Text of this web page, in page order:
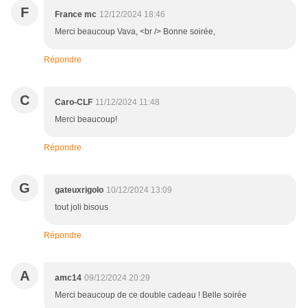
F France mc 12/12/2024 18:46
Merci beaucoup Vava, <br /> Bonne soirée,
Répondre
C Caro-CLF 11/12/2024 11:48
Merci beaucoup!
Répondre
G gateuxrigolo 10/12/2024 13:09
tout joli bisous
Répondre
A amc14 09/12/2024 20:29
Merci beaucoup de ce double cadeau ! Belle soirée